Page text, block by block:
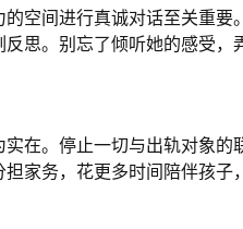
空间进行真诚对话至关重
思。别忘了倾听她的感受，
在。停止一切与出轨对象
家务，花更多时间陪伴孩子